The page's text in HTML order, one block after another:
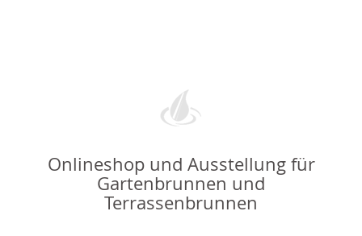
Onlineshop und Ausstellung für
Gartenbrunnen und
Terrassenbrunnen